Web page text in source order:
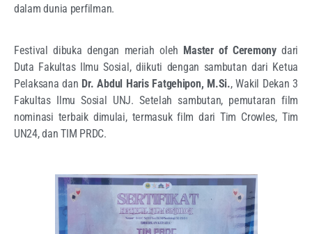
dalam dunia perfilman.
Festival dibuka dengan meriah oleh Master of Ceremonydari
Duta Fakultas Ilmu Sosial, diikuti dengan sambutan dari Ketua
Pelaksana dan Dr. Abdul Haris Fatgehipon, M.Si., Wakil Dekan 3
Fakultas Ilmu Sosial UNJ. Setelah sambutan, pemutaran film
nominasi terbaik dimulai, termasuk film dari Tim Crowles, Tim
UN24, dan TIM PRDC.